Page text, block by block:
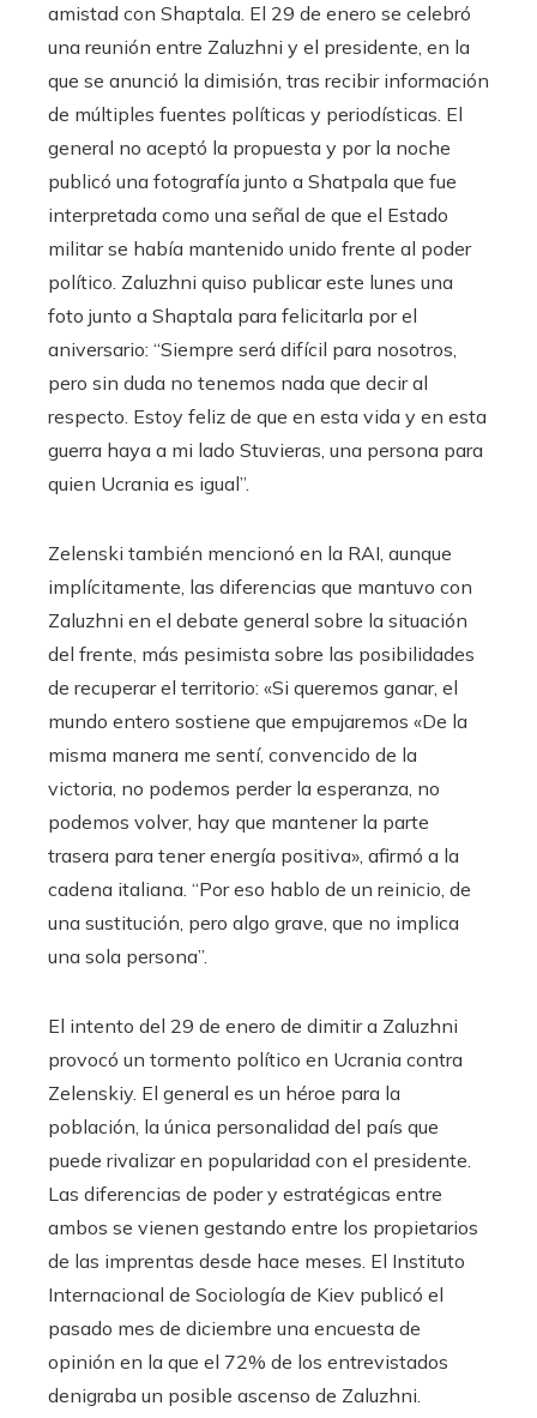
amistad con Shaptala. El 29 de enero se celebró
una reunión entre Zaluzhni y el presidente, en la
que se anunció la dimisión, tras recibir información
de múltiples fuentes políticas y periodísticas. El
general no aceptó la propuesta y por la noche
publicó una fotografía junto a Shatpala que fue
interpretada como una señal de que el Estado
militar se había mantenido unido frente al poder
político. Zaluzhni quiso publicar este lunes una
foto junto a Shaptala para felicitarla por el
aniversario: “Siempre será difícil para nosotros,
pero sin duda no tenemos nada que decir al
respecto. Estoy feliz de que en esta vida y en esta
guerra haya a mi lado Stuvieras, una persona para
quien Ucrania es igual”.
Zelenski también mencionó en la RAI, aunque
implícitamente, las diferencias que mantuvo con
Zaluzhni en el debate general sobre la situación
del frente, más pesimista sobre las posibilidades
de recuperar el territorio: «Si queremos ganar, el
mundo entero sostiene que empujaremos «De la
misma manera me sentí, convencido de la
victoria, no podemos perder la esperanza, no
podemos volver, hay que mantener la parte
trasera para tener energía positiva», afirmó a la
cadena italiana. “Por eso hablo de un reinicio, de
una sustitución, pero algo grave, que no implica
una sola persona”.
El intento del 29 de enero de dimitir a Zaluzhni
provocó un tormento político en Ucrania contra
Zelenskiy. El general es un héroe para la
población, la única personalidad del país que
puede rivalizar en popularidad con el presidente.
Las diferencias de poder y estratégicas entre
ambos se vienen gestando entre los propietarios
de las imprentas desde hace meses. El Instituto
Internacional de Sociología de Kiev publicó el
pasado mes de diciembre una encuesta de
opinión en la que el 72% de los entrevistados
denigraba un posible ascenso de Zaluzhni.